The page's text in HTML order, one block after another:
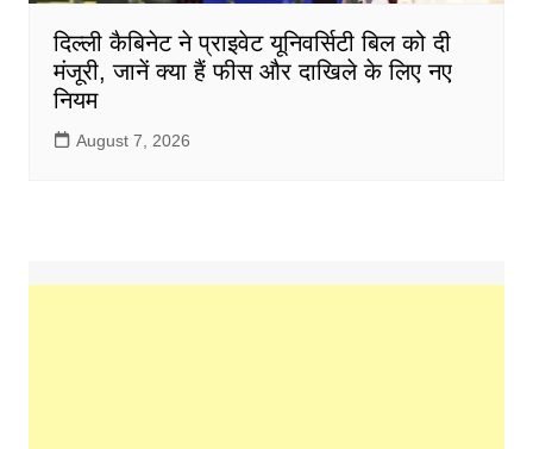
दिल्ली कैबिनेट ने प्राइवेट यूनिवर्सिटी बिल को दी
मंजूरी, जानें क्या हैं फीस और दाखिले के लिए नए
नियम
August 7, 2026